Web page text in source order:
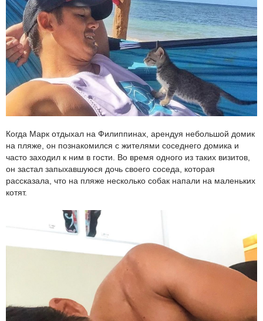
Когда Марк отдыхал на Филиппинах, арендуя небольшой домик
на пляже, он познакомился с жителями соседнего домика и
часто заходил к ним в гости. Во время одного из таких визитов,
он застал запыхавшуюся дочь своего соседа, которая
рассказала, что на пляже несколько собак напали на маленьких
котят.